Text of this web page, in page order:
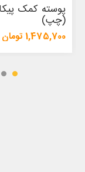
(چپ)
1,475,700 تومان